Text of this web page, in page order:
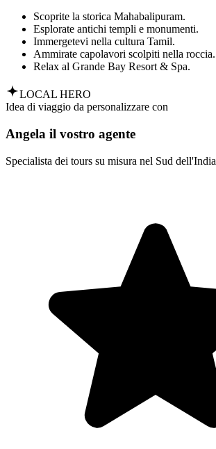
Scoprite la storica Mahabalipuram.
Esplorate antichi templi e monumenti.
Immergetevi nella cultura Tamil.
Ammirate capolavori scolpiti nella roccia.
Relax al Grande Bay Resort & Spa.
LOCAL HERO
Idea di viaggio da personalizzare con
Angela il vostro agente
Specialista dei tours su misura nel Sud dell'India